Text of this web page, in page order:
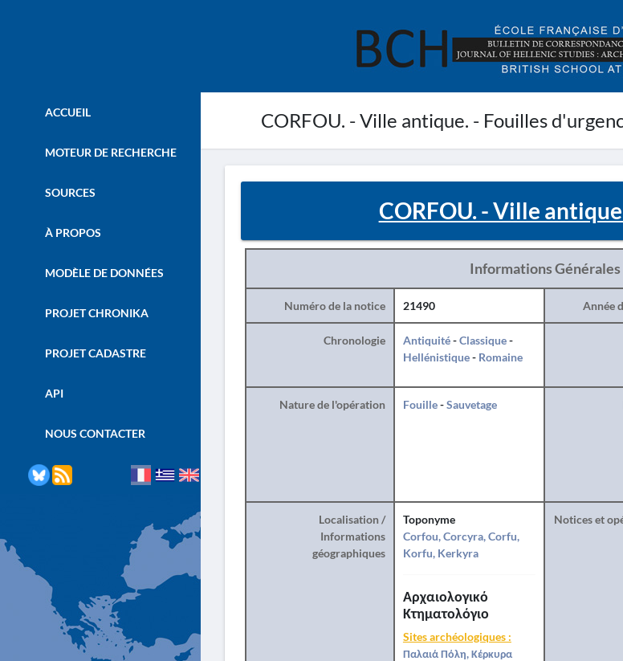
CORFOU. - Ville antique. - Fouilles
ACCUEIL
MOTEUR DE RECHERCHE
SOURCES
À PROPOS
MODÈLE DE DONNÉES
PROJET CHRONIKA
PROJET CADASTRE
API
NOUS CONTACTER
CORFOU. - Ville
Informations Générales
Numéro de la notice 21490 Année
Chronologie Antiquité-Classique-
Hellénistique- Romaine
Nature de l'opération Fouille-Sauvetage
Localisation /
Informations
géographiques
Toponyme
Corfou, Corcyra, Corfu,
Korfu, Kerkyra
Αρχαιολογικό
Κτηματολόγιο
Sites archéologiques :
Παλαιά Πόλη, Κέρκυρα
Notices et